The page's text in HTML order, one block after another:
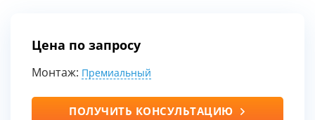
Цена по запросу
Монтаж: Премиальный
ПОЛУЧИТЬ КОНСУЛЬТАЦИЮ